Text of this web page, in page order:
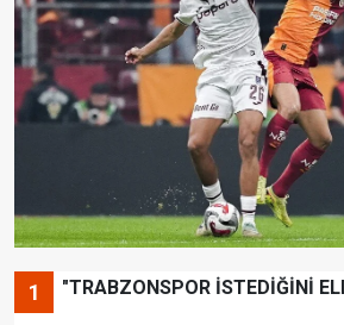
1 "TRABZONSPOR İSTEDİĞİNİ